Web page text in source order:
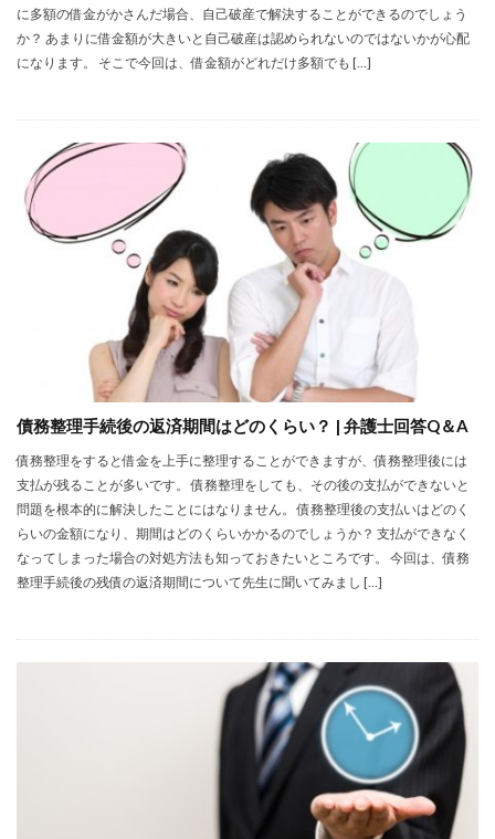
に多額の借金がかさんだ場合、自己破産で解決することができるのでしょう
か？ あまりに借金額が大きいと自己破産は認められないのではないかが心配
になります。 そこで今回は、借金額がどれだけ多額でも […]
債務整理手続後の返済期間はどのくらい？ | 弁護士回答Q＆A
債務整理をすると借金を上手に整理することができますが、債務整理後には
支払が残ることが多いです。 債務整理をしても、その後の支払ができないと
問題を根本的に解決したことにはなりません。 債務整理後の支払いはどのく
らいの金額になり、期間はどのくらいかかるのでしょうか？ 支払ができなく
なってしまった場合の対処方法も知っておきたいところです。 今回は、債務
整理手続後の残債の返済期間について先生に聞いてみまし […]